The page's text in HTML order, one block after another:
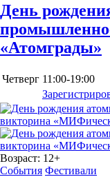
День
«Атомграды»
Четверг 11:00-19:00
Возраст: 12+
События Фестивали